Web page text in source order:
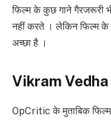
फिल्म के कुछ गाने गैरजरूरी
नहीं करते । लेकिन फिल्म के
अच्छा है ।
Vikram
OpCritic के मुताबिक फिल्म